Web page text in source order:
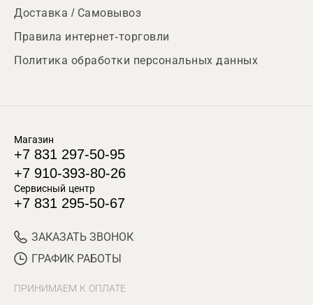
Доставка / Самовывоз
Правила интернет-торговли
Политика обработки персональных данных
Магазин
+7 831 297-50-95
+7 910-393-80-26
Сервисный центр
+7 831 295-50-67
ЗАКАЗАТЬ ЗВОНОК
ГРАФИК РАБОТЫ
ПРИНИМАЕМ К ОПЛАТЕ